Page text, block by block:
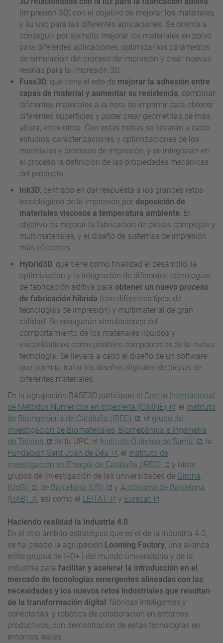
(impresión 3D) con el objetivo de mejorar los materiales
y su uso para las diferentes aplicaciones. Se orienta a
conseguir, por ejemplo, mejorar los materiales en polvo
para diferentes aplicaciones, optimizar los parámetros
de simulación del proceso de impresión y crear nuevas
resinas para la impresión 3D.
Fuse3D, que tiene el reto de mejorar la adhesión entre
capas de material y aumentar su resistencia, combinar
diferentes materiales a la hora de imprimir para obtener
diferentes superficies y poder crear geometrías de más
altura, entre otros. Con estas metas se llevarán a cabo
estudios, caracterizaciones y optimizaciones de los
materiales y procesos de impresión, y se integrarán en
el proceso la definición de las propiedades mecánicas
del producto.
Ink3D, centrado en dar respuesta a los grandes retos
tecnológicos de la impresión por deposición de
materiales viscosos a temperatura ambiente. El
objetivo es mejorar la fabricación de piezas complejas y
multimateriales, y el diseño de sistemas de impresión
más eficientes.
Hybrid3D, que tiene como finalidad el desarrollo, la
optimización y la integración de diferentes tecnologías
de fabricación aditiva para obtener un nuevo proceso
de fabricación híbrida (con diferentes tipos de
tecnologías de impresión) y multimaterial de gran
calidad. Se ensayarán simulaciones del
comportamiento de los materiales líquidos y
viscoelásticos como posibles componentes de la nueva
tecnología. Se llevará a cabo el diseño de un software
que permita tratar los diseños digitales de piezas de
diferentes materiales.
En la agrupación BASE3D participan el Centro Internacional
de Métodos Numéricos en Ingeniería (CIMNE)
, el
Instituto
de Bioingeniería de Cataluña (IBEC)
, el grupo de
investigación de Biomateriales, Biomecánica e Ingeniería
de Tejidos
de la UPC, el Instituto Químico de Sarrià
, la
Fundación Sant Joan de Déu
, el
Instituto de
investigación en Energía de Cataluña (IREC)
y otros
grupos de investigación de las universidades de Girona
(UdG)
, de Barcelona (UB) y Autónoma de Barcelona
(UAB)
, así como el LEITAT y Eurecat .
Haciendo realidad la Industria 4.0
En el otro ámbito estratégico que es el de la Industria 4.0,
se ha creado la agrupación Looming Factory, una alianza
entre grupos de I+D+ i del mundo universitario y de la
industria para facilitar y acelerar la introducción en el
mercado de tecnologías emergentes alineadas con las
necesidades y los nuevos retos industriales que resultan
de la transformación digital : fábricas inteligentes y
conectadas, y robótica de colaboración en entornos
productivos, con demostración de estas tecnologías en
entornos reales.